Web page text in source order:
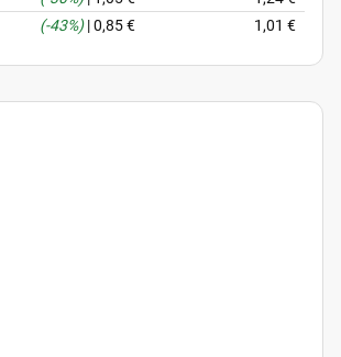
(-43%)|0,85 € 1,01 €